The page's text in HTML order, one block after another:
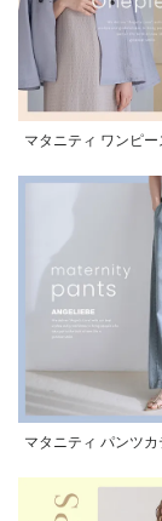
マタニティ ワンピー
マタニティ パンツカ